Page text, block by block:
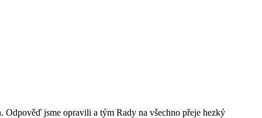
Odpověď jsme opravili a tým Rady na všechno přeje hezký